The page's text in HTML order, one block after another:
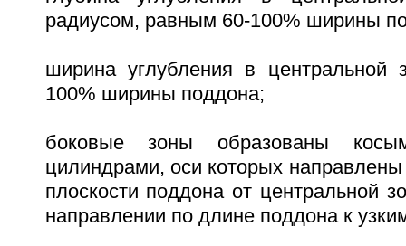
радиусом, равным 60-100% ширины
ширина углубления в центральной
100% ширины поддона;
боковые зоны образованы
цилиндрами, оси которых
плоскости поддона от центральной
направлении по длине поддона к